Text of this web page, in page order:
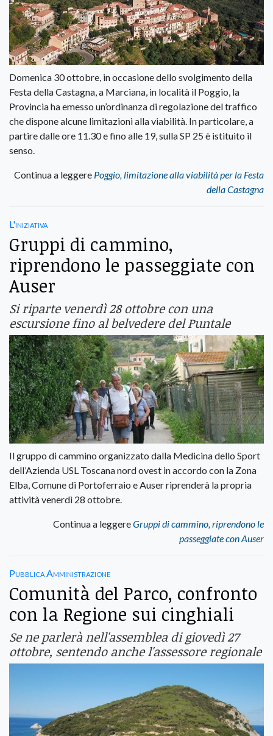
Domenica 30 ottobre, in occasione dello svolgimento della
Festa della Castagna, a Marciana, in località il Poggio, la
Provincia ha emesso un’ordinanza di regolazione del traffico
che dispone alcune limitazioni alla viabilità. In particolare, a
partire dalle ore 11.30 e fino alle 19, sulla SP 25 è istituito il
senso.
Continua a leggere Poggio, limitazione alla viabilità per la Festa
della Castagna
L'iniziativa
Gruppi di cammino,
riprendono le passeggiate con
Auser
Si riparte venerdì 28 ottobre con una
escursione fino al belvedere del Puntale
Il gruppo di cammino organizzato dalla Medicina dello Sport
dell’Azienda USL Toscana nord ovest in accordo con la Zona
Elba, Comune di Portoferraio e Auser riprenderà la propria
attività venerdì 28 ottobre.
Continua a leggereGruppi di cammino, riprendono le
passeggiate con Auser
Pubblica Amministrazione
Comunità del Parco, confronto
con la Regione sui cinghiali
Se ne parlerà nell'assemblea di giovedì 27
ottobre, sentendo anche l'assessore regionale